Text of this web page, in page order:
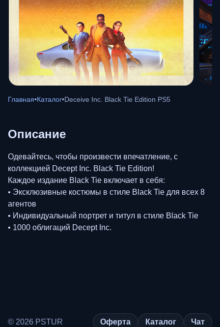
Главная•Каталог•Deceive Inc. Black Tie Edition PS5
Описание
Одевайтесь, чтобы произвести впечатление, с
коллекцией Decept Inc. Black Tie Edition!
Каждое издание Black Tie включает в себя:
• Эксклюзивные костюмы в стиле Black Tie для всех 8
агентов
• Индивидуальный портрет и титул в стиле Black Tie
• 1000 облигаций Decept Inc.
© 2026 PSTUR Оферта Каталог Чат